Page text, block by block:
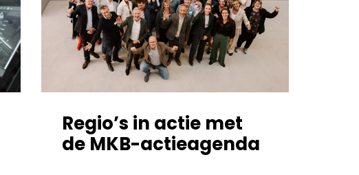
Regio’s in actie met
de MKB-actieagenda